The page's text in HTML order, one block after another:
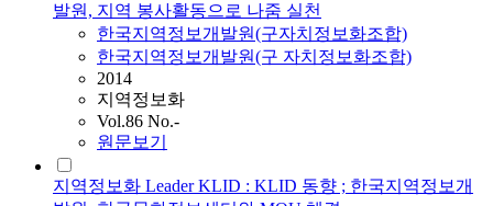
발원, 지역 봉사활동으로 나줌 실천
한국지역정보개발원(구자치정보화조합)
한국지역정보개발원(구 자치정보화조합)
2014
지역정보화
Vol.86 No.-
원문보기
지역정보화 Leader KLID : KLID 동향 ; 한국지역정보개